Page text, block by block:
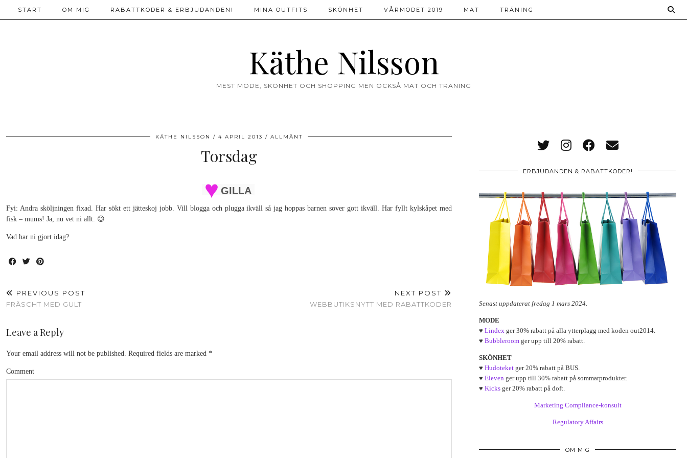
Käthe Nilsson
MEST MODE, SKÖNHET OCH SHOPPING MEN OCKSÅ MAT OCH TRÄNING
START OM MIG RABATTKODER & ERBJUDANDEN! MINA OUTFITS SKÖNHET VÅRMODET 2019 MAT TRÄNING
KÄTHE NILSSON 4 APRIL 2013 ALLMÄNT
Torsdag
GILLA
Fyi: Andra sköljningen fixad. Har sökt ett jätteskoj jobb. Vill blogga och plugga ikväll så jag hoppas barnen sover gott ikväll. Har fyllt kylskåpet med
fisk – mums! Ja, nu vet ni allt. 😉
Vad har ni gjort idag?
PREVIOUS POST
FRÄSCHT MED GULT
NEXT POST
WEBBUTIKSNYTT MED RABATTKODER
Leave a Reply
Your email address will not be published. Required fields are marked *
Comment
ERBJUDANDEN & RABATTKODER!
Senast uppdaterat fredag 1 mars 2024.
MODE
♥ Lindex ger 30% rabatt på alla ytterplagg med koden out2014.
♥ Bubbleroom ger upp till 20% rabatt.
SKÖNHET
♥ Hudoteket ger 20% rabatt på BUS.
♥ Eleven ger upp till 30% rabatt på sommarprodukter.
♥ Kicks ger 20% rabatt på doft.
Marketing Compliance-konsult
Regulatory Affairs
OM MIG